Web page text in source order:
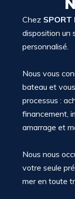
Chez SPORT
disposition un
personnalisé.
Nous vous
bateau et
processus :
financement,
amarrage et
Nous nous
votre seule
mer en toute